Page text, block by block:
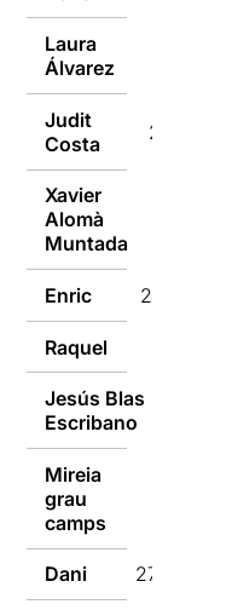
Laura
Álvarez
Judit
Costa
27/12/2016
Xavier
Alomà
Muntada
Enric 27/12/2016
Raquel
Jesús Blas
Escribano
Mireia
grau
camps
Dani 27/12/2016